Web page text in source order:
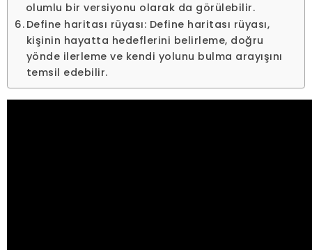
olumlu bir versiyonu olarak da görülebilir.
Define haritası rüyası: Define haritası rüyası,
kişinin hayatta hedeflerini belirleme, doğru
yönde ilerleme ve kendi yolunu bulma arayışını
temsil edebilir.